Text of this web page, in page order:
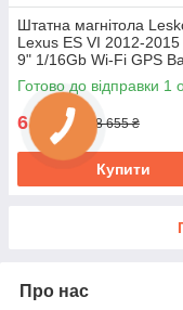
Штатна магнітола
Lexus ES VI 2012-2015
9" 1/16Gb Wi-Fi GPS
Готово до відправки 1
6 657₴ 8 655 ₴
Купити
Про нас